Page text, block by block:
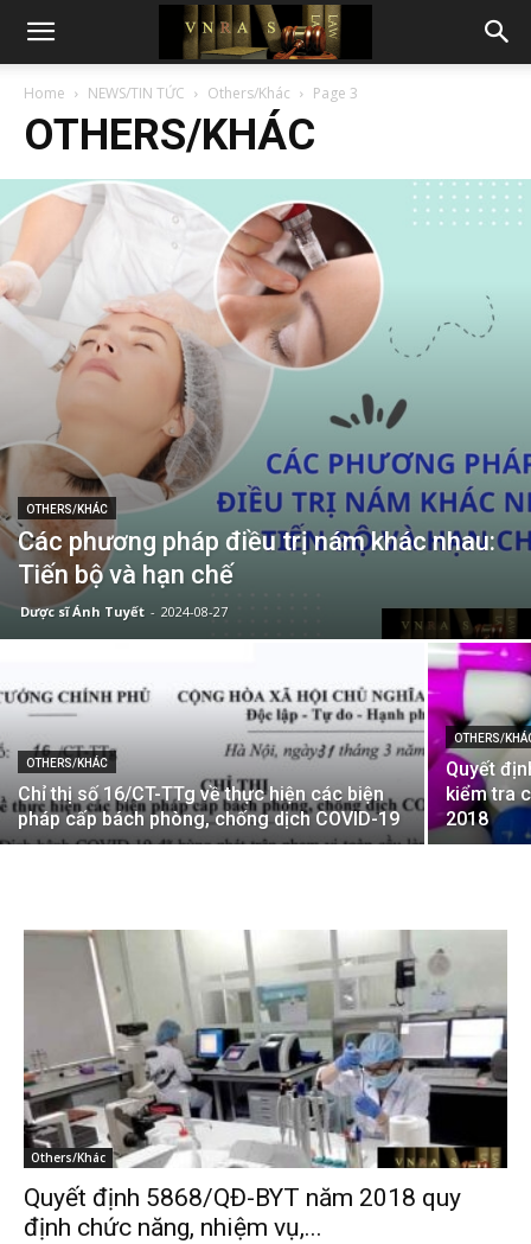
Home NEWS/TIN TỨC Others/Khác Page 3
OTHERS/KHÁC
OTHERS/KHÁC
Các phương pháp điều trị nám khác nhau:
Tiến bộ và hạn chế
Dược sĩ Ánh Tuyết - 2024-08-27
OTHERS/KHÁC
Chỉ thị số 16/CT-TTg về thực hiện các biện
pháp cấp bách phòng, chống dịch COVID-19
OTHERS/
Quyết
kiểm tra
2018
Others/Khác
Quyết định 5868/QĐ-BYT năm 2018 quy
định chức năng, nhiệm vụ,...